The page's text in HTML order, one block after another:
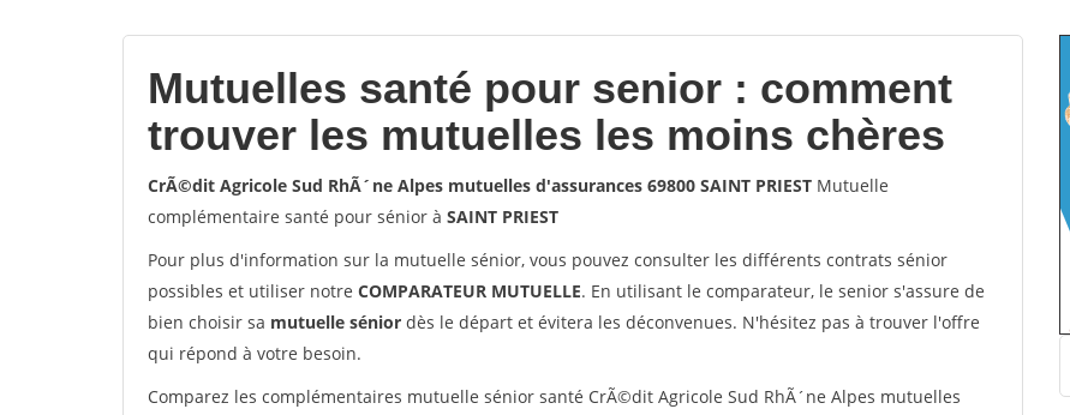
Mutuelles santé pour senior : comment
trouver les mutuelles les moins chères
CrÃ©dit Agricole Sud RhÃ´ne Alpes mutuelles d'assurances 69800 SAINT PRIEST Mutuelle
complémentaire santé pour sénior à SAINT PRIEST
Pour plus d'information sur la mutuelle sénior, vous pouvez consulter les différents contrats sénior
possibles et utiliser notre COMPARATEUR MUTUELLE. En utilisant le comparateur, le senior s'assure de
bien choisir sa mutuelle sénior dès le départ et évitera les déconvenues. N'hésitez pas à trouver l'offre
qui répond à votre besoin.
Comparez les complémentaires mutuelle sénior santé CrÃ©dit Agricole Sud RhÃ´ne Alpes mutuelles